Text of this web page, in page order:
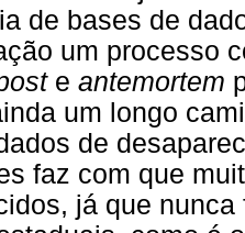
de bases de
um processo
e antemortem
um longo
de
faz com que
já que